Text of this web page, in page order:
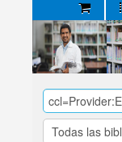
Central
EsSalud